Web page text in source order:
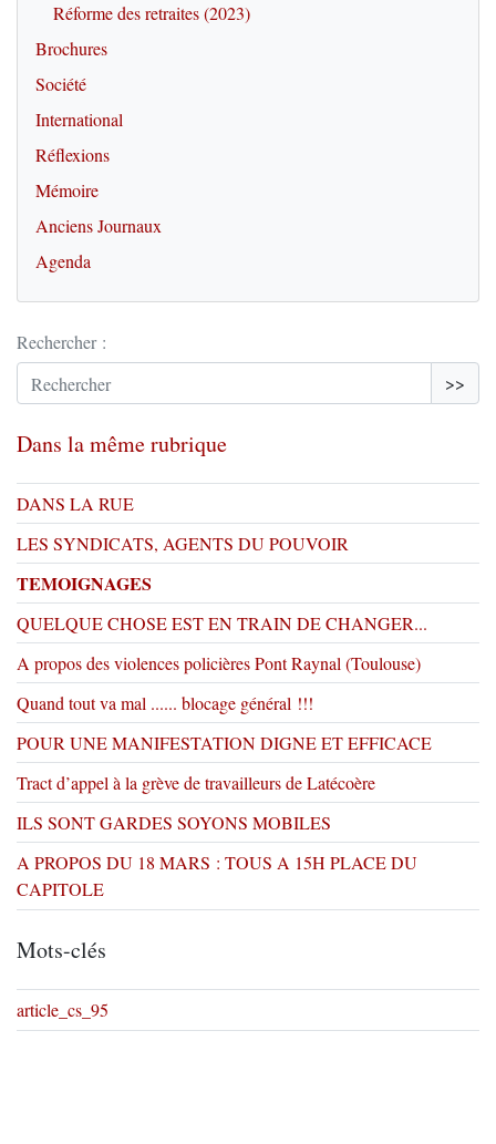
Réforme des retraites (2023)
Brochures
Société
International
Réflexions
Mémoire
Anciens Journaux
Agenda
Rechercher :
>>
Dans la même rubrique
DANS LA RUE
LES SYNDICATS, AGENTS DU POUVOIR
TEMOIGNAGES
QUELQUE CHOSE EST EN TRAIN DE CHANGER...
A propos des violences policières Pont Raynal (Toulouse)
Quand tout va mal ...... blocage général !!!
POUR UNE MANIFESTATION DIGNE ET EFFICACE
Tract d’appel à la grève de travailleurs de Latécoère
ILS SONT GARDES SOYONS MOBILES
A PROPOS DU 18 MARS : TOUS A 15H PLACE DU
CAPITOLE
Mots-clés
article_cs_95